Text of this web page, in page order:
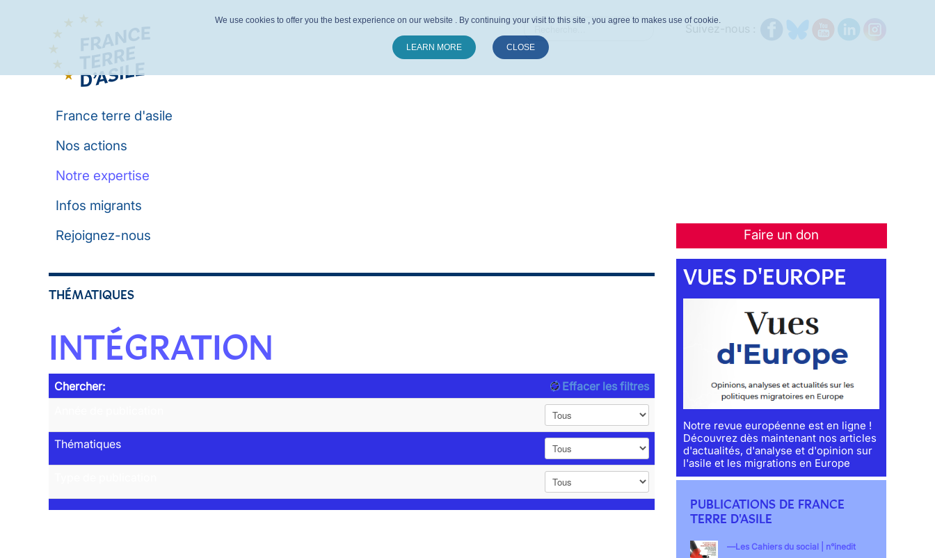
France terre d'asile
Nos actions
Notre expertise
Infos migrants
Faire un don
Rejoignez-nous
THÉMATIQUES
INTÉGRATION
Chercher:
Effacer les filtres
Thématiques
VUES D'EUROPE
Notre revue européenne est en ligne !
Découvrez dès maintenant nos articles
d'actualités, d'analyse et d'opinion sur
l'asile et les migrations en Europe
PUBLICATIONS DE FRANCE
TERRE D'ASILE
Les Cahiers du social | n°inedit
We use cookies to offer you the best experience on our website . By continuing your visit to this site , you agree to makes use of cookie.
LEARN MORE CLOSE